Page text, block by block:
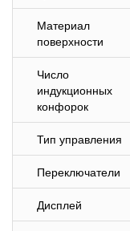
Материал
поверхности
Число
индукционных
конфорок
Тип управления
Переключатели
Дисплей